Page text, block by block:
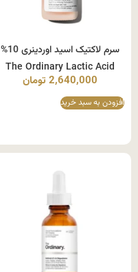
سرم لاکتیک اسید اوردینری 10%
The Ordinary Lactic Acid
2,640,000 تومان
افزودن به سبد خرید